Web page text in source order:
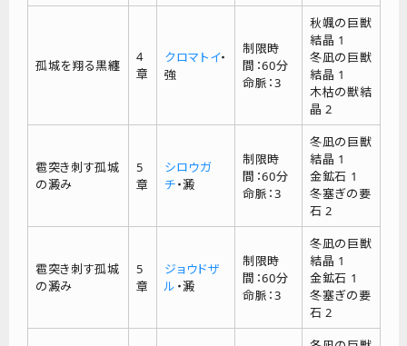
孤城を翔る黒纏
4
章
クロマトイ・
強
制限時
間：60分
命脈：3
秋颯の巨獣
結晶 1
冬凪の巨獣
結晶 1
木枯の獣結
晶 2
雹突き刺す孤城
の澱み
5
章
シロウガ
チ・澱
制限時
間：60分
命脈：3
冬凪の巨獣
結晶 1
金鉱石 1
冬塞ぎの要
石 2
雹突き刺す孤城
の澱み
5
章
ジョウドザ
ル ・澱
制限時
間：60分
命脈：3
冬凪の巨獣
結晶 1
金鉱石 1
冬塞ぎの要
石 2